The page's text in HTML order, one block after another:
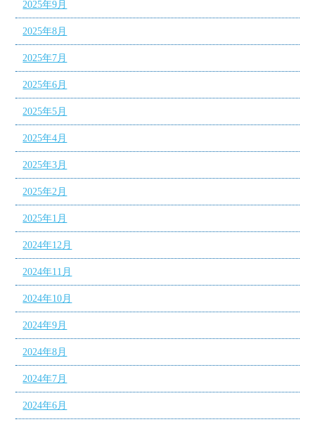
2025年9月
2025年8月
2025年7月
2025年6月
2025年5月
2025年4月
2025年3月
2025年2月
2025年1月
2024年12月
2024年11月
2024年10月
2024年9月
2024年8月
2024年7月
2024年6月